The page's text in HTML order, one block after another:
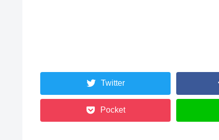
Twitter
Pocket